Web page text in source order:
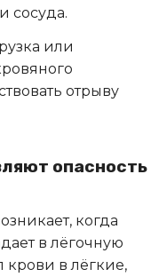
сосуда.
или
отрыву
опасность
когда
в лёгочную
крови в лёгкие,